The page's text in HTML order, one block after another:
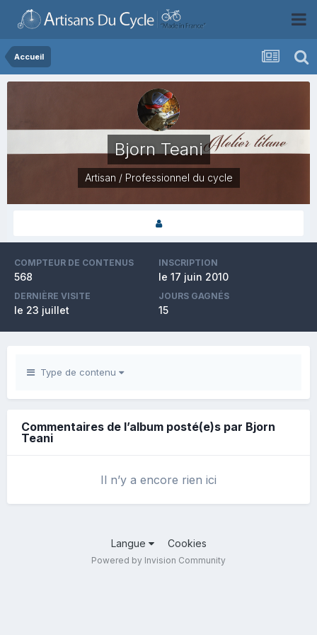
Accueil
Bjorn Teani
Artisan / Professionnel du cycle
COMPTEUR DE CONTENUS
568
INSCRIPTION
le 17 juin 2010
DERNIÈRE VISITE
le 23 juillet
JOURS GAGNÉS
15
Type de contenu
Commentaires de l’album posté(e)s par Bjorn
Teani
Il n’y a encore rien ici
Langue Cookies
Powered by Invision Community